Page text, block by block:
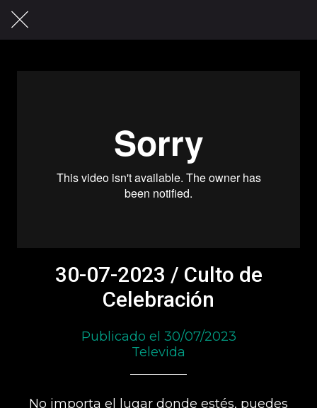
30-07-2023 / Culto de
Celebración
Publicado el 30/07/2023
Televida
No importa el lugar donde estés, puedes